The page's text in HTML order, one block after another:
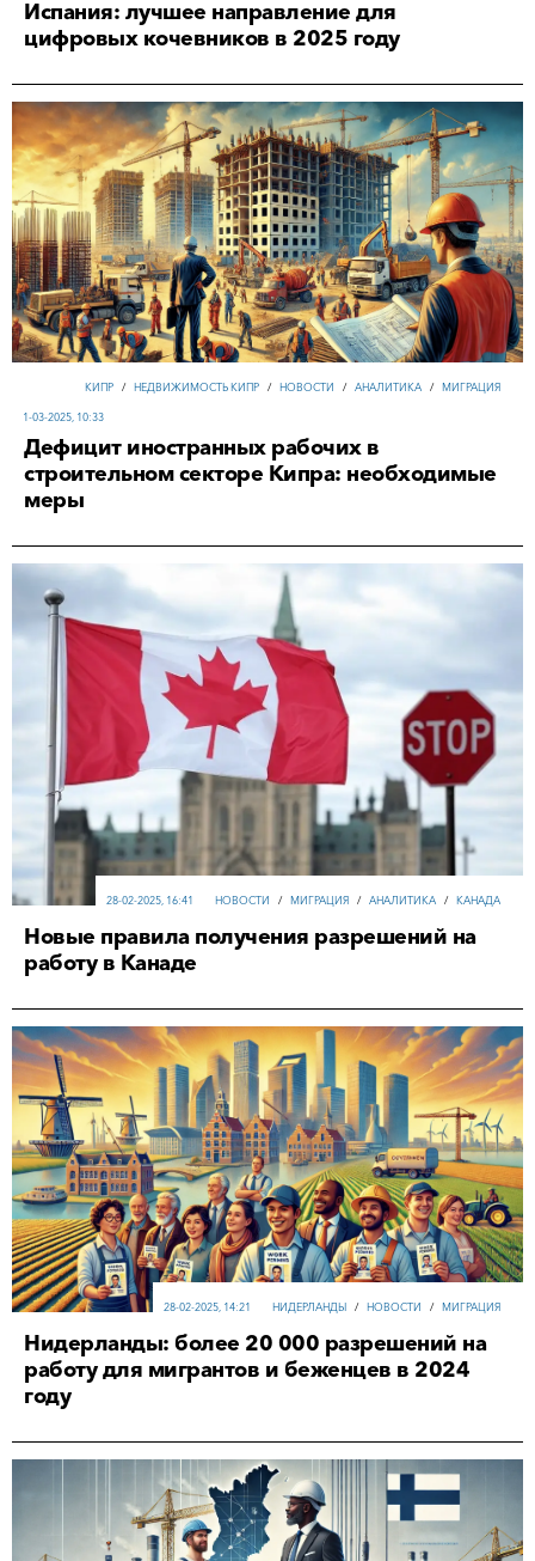
Испания: лучшее направление для
цифровых кочевников в 2025 году
КИПР / НЕДВИЖИМОСТЬ КИПР / НОВОСТИ / АНАЛИТИКА / МИГРАЦИЯ
1-03-2025, 10:33
Дефицит иностранных рабочих в
строительном секторе Кипра: необходимые
меры
НОВОСТИ / МИГРАЦИЯ / АНАЛИТИКА / КАНАДА
28-02-2025, 16:41
Новые правила получения разрешений на
работу в Канаде
НИДЕРЛАНДЫ / НОВОСТИ / МИГРАЦИЯ
28-02-2025, 14:21
Нидерланды: более 20 000 разрешений на
работу для мигрантов и беженцев в 2024
году